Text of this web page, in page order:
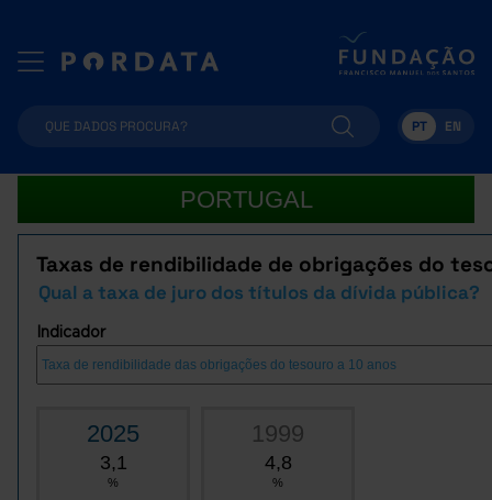
PT EN
PORTUGAL
Taxas de rendibilidade de obrigações do
Qual a taxa de juro dos títulos da dívida pública?
Indicador
2025
3,1
%
1999
4,8
%